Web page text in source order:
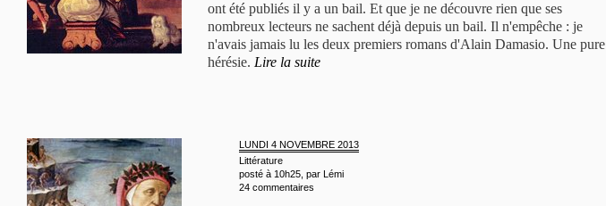
ont été publiés il y a un bail. Et que je ne découvre rien que ses
nombreux lecteurs ne sachent déjà depuis un bail. Il n'empêche : je
n'avais jamais lu les deux premiers romans d'Alain Damasio. Une pure
hérésie. Lire la suite
LUNDI 4 NOVEMBRE 2013
Littérature
posté à 10h25, par Lémi
24 commentaires